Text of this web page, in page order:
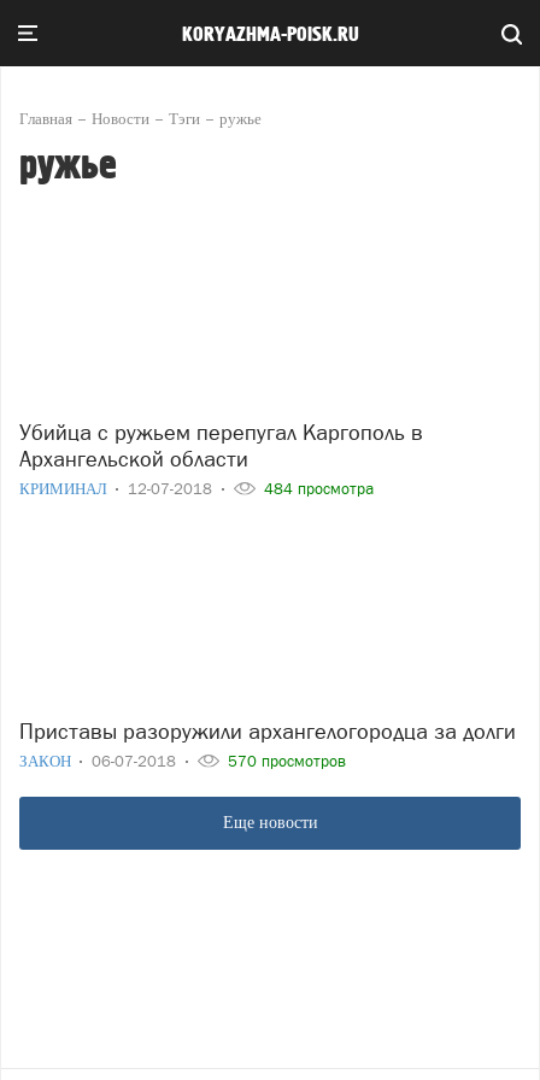
KORYAZHMA-POISK.RU
Главная Новости Тэги ружье
ружье
Убийца с ружьем перепугал Каргополь в
Архангельской области
КРИМИНАЛ 12-07-2018 484 просмотра
Приставы разоружили архангелогородца за долги
ЗАКОН 06-07-2018 570 просмотров
Еще новости